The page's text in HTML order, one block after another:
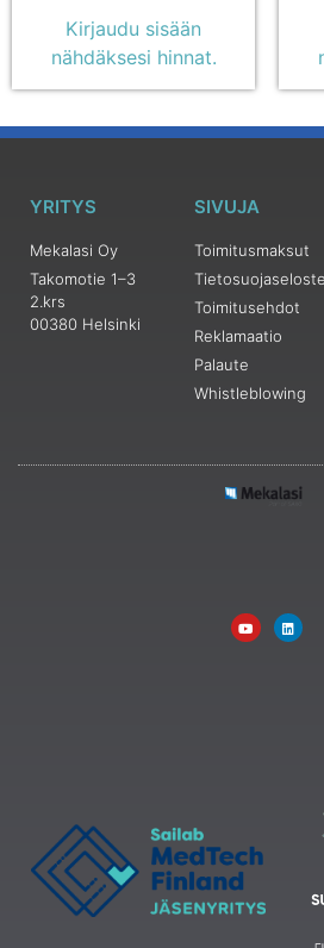
Kirjaudu sisään
nähdäksesi hinnat.
YRITYS
Mekalasi Oy
Takomotie 1–3
2.krs
00380 Helsinki
SIVUJA
Toimitusmaksut
Tietosuojaseloste
Toimitusehdot
Reklamaatio
Palaute
Whistleblowing